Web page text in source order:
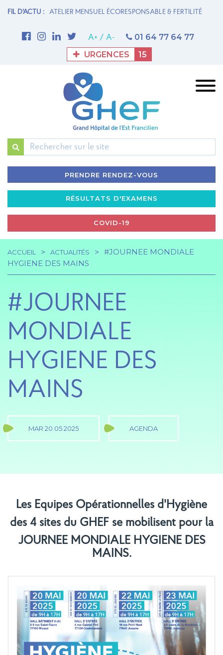
FIL D'ACTU :
MATERNITÉ ATELIER MENSUEL ÉCORESPONSABLE & FERTILITÉ
A+ / A-
01 64 77 64 77
URGENCES
15
PRENDRE RENDEZ-VOUS
RÉSULTATS D'EXAMENS
COVID-19
Navigation
principale
Fil
d'Ariane
ACCUEIL ACTUALITÉS
#JOURNEE MONDIALE
HYGIENE DES MAINS
#JOURNEE
MONDIALE
HYGIENE DES
MAINS
MAR 20.05 2025 AGENDA
Les Equipes Opérationnelles d'Hygiène
des 4 sites du GHEF se mobilisent pour la
JOURNEE MONDIALE HYGIENE DES
MAINS.